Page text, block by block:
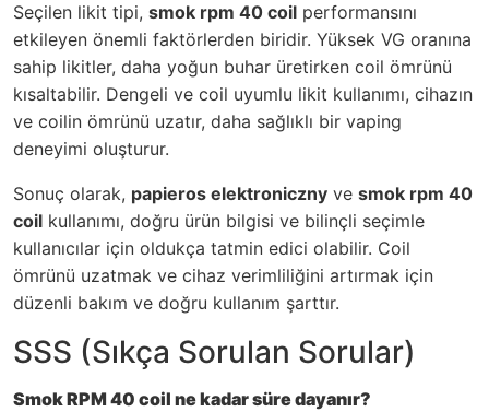
Seçilen likit tipi, smok rpm 40 coil performansını
etkileyen önemli faktörlerden biridir. Yüksek VG oranına
sahip likitler, daha yoğun buhar üretirken coil ömrünü
kısaltabilir. Dengeli ve coil uyumlu likit kullanımı, cihazın
ve coilin ömrünü uzatır, daha sağlıklı bir vaping
deneyimi oluşturur.
Sonuç olarak, papieros elektroniczny ve smok rpm 40
coil kullanımı, doğru ürün bilgisi ve bilinçli seçimle
kullanıcılar için oldukça tatmin edici olabilir. Coil
ömrünü uzatmak ve cihaz verimliliğini artırmak için
düzenli bakım ve doğru kullanım şarttır.
SSS (Sıkça Sorulan Sorular)
Smok RPM 40 coil ne kadar süre dayanır?